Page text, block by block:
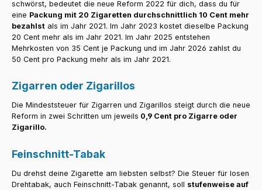
schwörst, bedeutet die neue Reform 2022 für dich, dass du für
eine Packung mit 20 Zigaretten durchschnittlich 10 Cent mehr
bezahlst als im Jahr 2021. Im Jahr 2023 kostet dieselbe Packung
20 Cent mehr als im Jahr 2021. Im Jahr 2025 entstehen
Mehrkosten von 35 Cent je Packung und im Jahr 2026 zahlst du
50 Cent pro Packung mehr als im Jahr 2021.
Zigarren oder Zigarillos
Die Mindeststeuer für Zigarren und Zigarillos steigt durch die neue
Reform in zwei Schritten um jeweils 0,9 Cent pro Zigarre oder
Zigarillo.
Feinschnitt-Tabak
Du drehst deine Zigarette am liebsten selbst? Die Steuer für losen
Drehtabak, auch Feinschnitt-Tabak genannt, soll stufenweise auf